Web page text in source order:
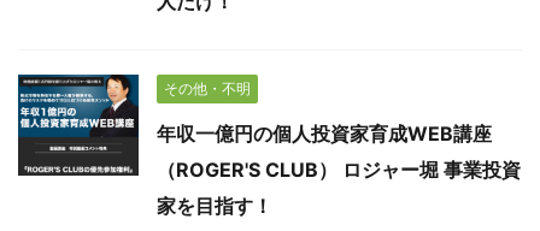
その他・不明
年収一億円の個人投資家育成WEB講座
（ROGER'S CLUB） ロジャー堀 事業投資
家を目指す！